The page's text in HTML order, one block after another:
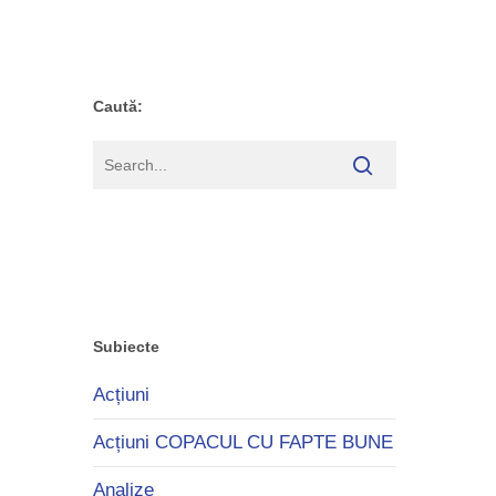
Caută:
Subiecte
Acțiuni
Acțiuni COPACUL CU FAPTE BUNE
Analize